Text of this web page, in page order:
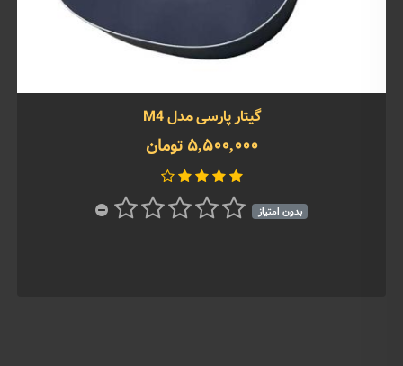
گیتار پارسی مدل M4
5,500,000 تومان
بدون امتیاز